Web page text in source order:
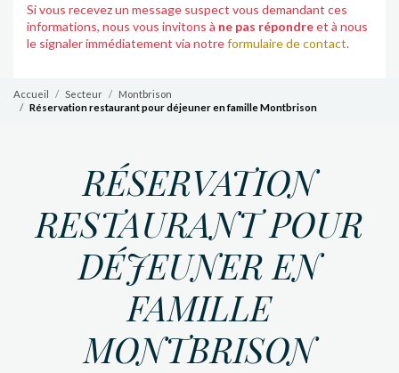
Si vous recevez un message suspect vous demandant ces
informations, nous vous invitons à ne pas répondreet à nous
le signaler immédiatement via notreformulaire de contact.
Accueil Secteur
Montbrison
Réservation restaurant pour déjeuner en famille Montbrison
RÉSERVATION
RESTAURANT POUR
DÉJEUNER EN
FAMILLE
MONTBRISON